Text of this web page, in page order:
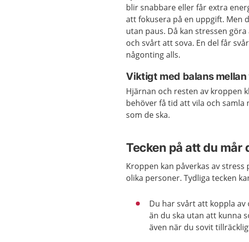
blir snabbare eller får extra
att fokusera på en uppgift. Men
utan paus. Då kan stressen
och svårt att sova. En del får
någonting alls.
Viktigt med balans
Hjärnan och resten av kroppen
behöver få tid att vila och
som de ska.
Tecken på att du mår
Kroppen kan påverkas av
olika personer. Tydliga tecken
Du har svårt att koppla
än du ska utan att kunna
även när du sovit